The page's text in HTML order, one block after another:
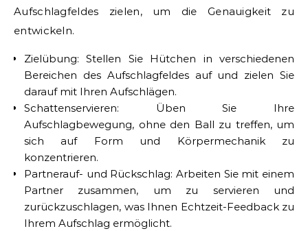
Aufschlagfeldes zielen, um die Genauigkeit zu
entwickeln.
Zielübung: Stellen Sie Hütchen in verschiedenen
Bereichen des Aufschlagfeldes auf und zielen Sie
darauf mit Ihren Aufschlägen.
Schattenservieren: Üben Sie Ihre
Aufschlagbewegung, ohne den Ball zu treffen, um
sich auf Form und Körpermechanik zu
konzentrieren.
Partnerauf- und Rückschlag: Arbeiten Sie mit einem
Partner zusammen, um zu servieren und
zurückzuschlagen, was Ihnen Echtzeit-Feedback zu
Ihrem Aufschlag ermöglicht.